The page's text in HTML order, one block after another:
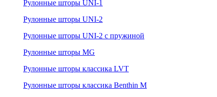
Рулонные шторы UNI-1
Рулонные шторы UNI-2
Рулонные шторы UNI-2 с пружиной
Рулонные шторы MG
Рулонные шторы классика LVT
Рулонные шторы классика Benthin M